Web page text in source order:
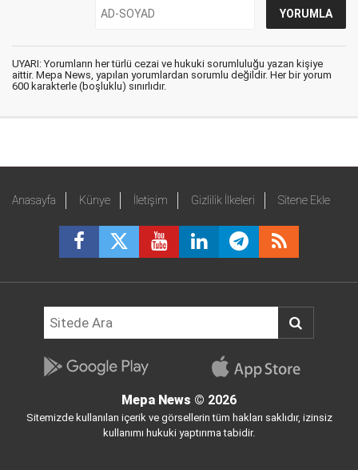
UYARI: Yorumların her türlü cezai ve hukuki sorumluluğu yazan kişiye
aittir. Mepa News, yapılan yorumlardan sorumlu değildir. Her bir yorum
600 karakterle (boşluklu) sınırlıdır.
Anasayfa Künye İletişim Gizlilik İlkeleri Sitene Ekle
Mepa News © 2026
Sitemizde kullanılan içerik ve görsellerin tüm hakları saklıdır, izinsiz
kullanımı hukuki yaptırıma tabidir.